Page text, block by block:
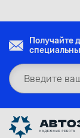
Получайте